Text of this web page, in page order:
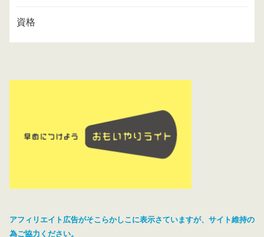
資格
アフィリエイト広告がそこらかしこに表示さていますが、サイト維持の
為ご協力ください。